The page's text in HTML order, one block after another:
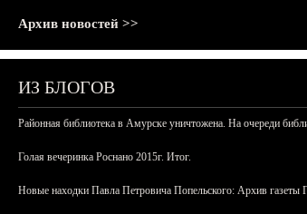
Архив новостей >>
ИЗ БЛОГОВ
Районная библиотека в Амурске уничтожена. На очереди
Голая вечеринка Роснано 2015г. Итог.
Новые находки Павла Петровича Попельского: Архив